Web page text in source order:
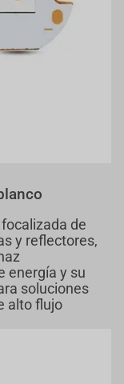
de
y reflectores,
energía y su
soluciones
alto flujo